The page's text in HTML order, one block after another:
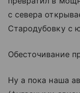
с севера
Стародубовку с
Обесточивание
Ну а пока наша